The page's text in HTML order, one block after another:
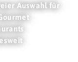
Auswahl für